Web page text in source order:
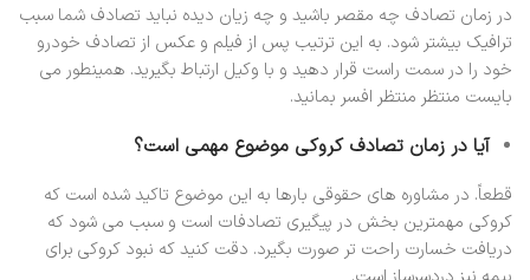
در زمان تصادف چه مقصر باشید و چه زیان دیده نباید تصادف شما سبب
ترافیک بیشتر شود. به این ترتیب پس از فیلم و عکس از تصادف خودرو
خود را در سمت راست قرار دهید و با وکیل ارتباط بگیرید. همینطور می
بایست منتظر منتظر افسر بمانید.
آیا در زمان تصادف کروکی موضوع مهمی است؟
قطعاً. در مشاوره های حقوقی بارها به این موضوع تاکید شده است که
کروکی مهمترین بخش در پیگیری تصادفات است و سبب می شود که
دریافت خسارت راحت تر صورت بگیرد. دقت کنید که نبود کروکی برای